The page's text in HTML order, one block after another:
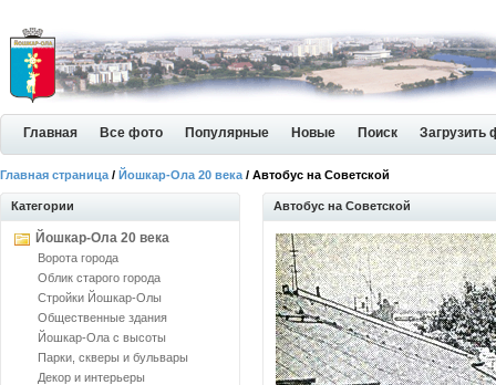
Главная Все фото Популярные Новые Поиск Загрузить
Главная страница / Йошкар-Ола 20 века / Автобус на Советской
Категории
Йошкар-Ола 20 века
Ворота города
Облик старого города
Стройки Йошкар-Олы
Общественные здания
Йошкар-Ола с высоты
Парки, скверы и бульвары
Декор и интерьеры
Автобус на Советской